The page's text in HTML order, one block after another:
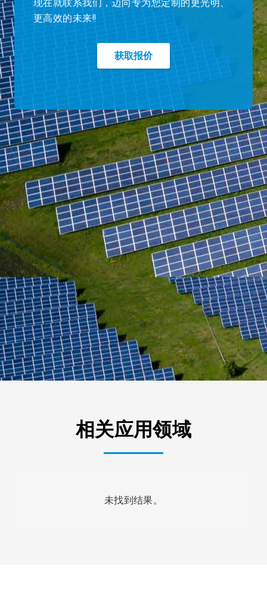
现在就联系我们，迈向专为您定制的更光明、
更高效的未来!!
获取报价
相关应用领域
未找到结果。